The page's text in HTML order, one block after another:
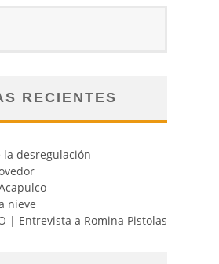
RECIENTES
desregulación
nieve
| Entrevista a Romina Pistolas